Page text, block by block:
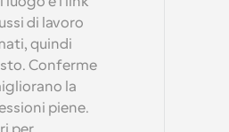
di lavoro
quindi
Conferme
la
piene.